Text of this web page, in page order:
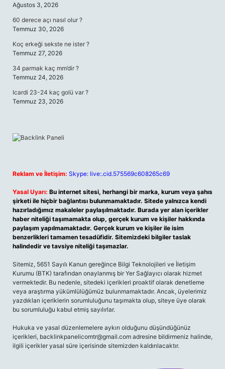
Ağustos 3, 2026
60 derece açı nasıl olur ?
Temmuz 30, 2026
Koç erkeği sekste ne ister ?
Temmuz 27, 2026
34 parmak kaç mm’dir ?
Temmuz 24, 2026
Icardi 23-24 kaç golü var ?
Temmuz 23, 2026
Reklam ve İletişim: Skype: live:.cid.575569c608265c69
Yasal Uyarı: Bu internet sitesi, herhangi bir marka, kurum veya şahıs
şirketi ile hiçbir bağlantısı bulunmamaktadır. Sitede yalnızca kendi
hazırladığımız makaleler paylaşılmaktadır. Burada yer alan içerikler
haber niteliği taşımamakta olup, gerçek kurum ve kişiler hakkında
paylaşım yapılmamaktadır. Gerçek kurum ve kişiler ile isim
benzerlikleri tamamen tesadüfidir. Sitemizdeki bilgiler taslak
halindedir ve tavsiye niteliği taşımazlar.
Sitemiz, 5651 Sayılı Kanun gereğince Bilgi Teknolojileri ve İletişim
Kurumu (BTK) tarafından onaylanmış bir Yer Sağlayıcı olarak hizmet
vermektedir. Bu nedenle, sitedeki içerikleri proaktif olarak denetleme
veya araştırma yükümlülüğümüz bulunmamaktadır. Ancak, üyelerimiz
yazdıkları içeriklerin sorumluluğunu taşımakta olup, siteye üye olarak
bu sorumluluğu kabul etmiş sayılırlar.
Hukuka ve yasal düzenlemelere aykırı olduğunu düşündüğünüz
içerikleri, backlinkpanelicomtr@gmail.com adresine bildirmeniz halinde,
ilgili içerikler yasal süre içerisinde sitemizden kaldırılacaktır.